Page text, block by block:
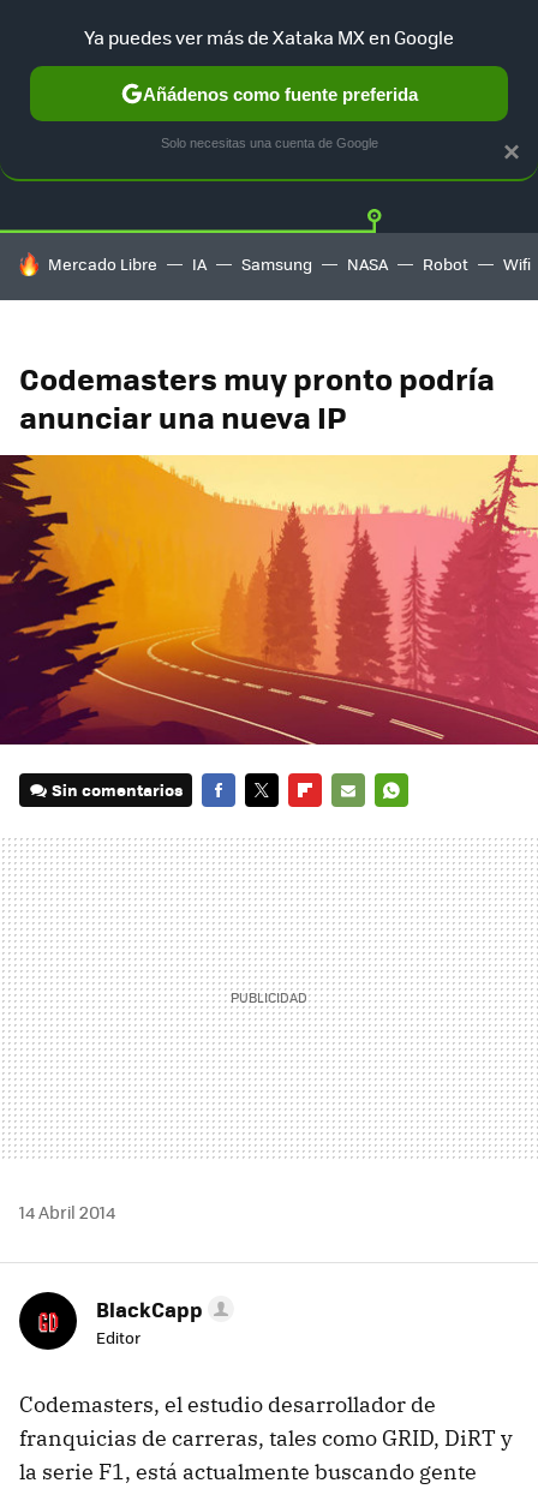
Twitter
HOY SE HABLA DE
Mercado Libre IA Samsung NASA Robot Wifi
Codemasters muy pronto podría
anunciar una nueva IP
Sin comentarios
MAIL
14 Abril 2014
BlackCapp
Editor
Codemasters, el estudio desarrollador de
franquicias de carreras, tales como GRID, DiRT y
la serie F1, está actualmente buscando gente
×
Ya puedes ver más de Xataka MX en Google
Añádenos como fuente preferida
Solo necesitas una cuenta de Google